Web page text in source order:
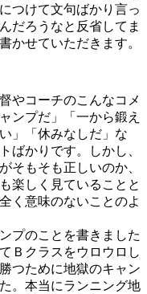
つけて文句ばかり言っ
だろうなと反省してま
せていただきます。
やコーチのこんなコメ
ンプだ」「一から鍛え
」「休みなしだ」な
ばかりです。しかし、
そもそも正しいのか、
楽しく見ていることと
く意味のないことのよ
プのことを書きました
Ｂクラスをウロウロし
つために地獄のキャン
。本当にランニング地